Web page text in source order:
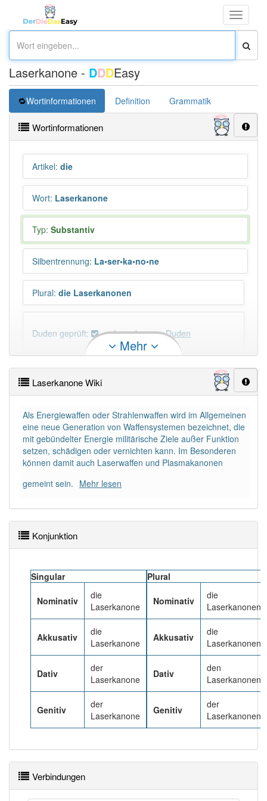
Toggle
Laserkanone - DDDEasy
Wortinformationen Definition Grammatik
Wortinformationen
Artikel: die
Wort: Laserkanone
Typ: Substantiv
Silbentrennung: La•ser•ka•no•ne
Plural: die Laserkanonen
Duden geprüft: Laserkanone Duden
PowerIndex:3
Häufigkeit: 4 von 10
Wörter mit Endung-laserkanone: 1
98% unserer Spielapp-Nutzer haben den Artikel
korrekt erraten.
Mehr
Laserkanone Wiki
Als Energiewaffen oder Strahlenwaffen wird im Allgemeinen
eine neue Generation von Waffensystemen bezeichnet, die
mit gebündelter Energie militärische Ziele außer Funktion
setzen, schädigen oder vernichten kann. Im Besonderen
können damit auch Laserwaffen und Plasmakanonen
gemeint sein. Mehr lesen
Konjunktion
Singular
Nominativ
die
Laserkanone
Akkusativ
die
Laserkanone
Dativ
der
Laserkanone
Genitiv
der
Laserkanone
Plural
Nominativ
die
Laserkanonen
Akkusativ
die
Laserkanonen
Dativ
den
Laserkanonen
Genitiv
der
Laserkanonen
Verbindungen